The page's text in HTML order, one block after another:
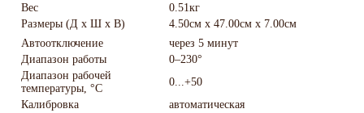
Вес
0.51кг
Размеры (Д х Ш х В)
4.50см x 47.00см x 7.00см
Автоотключение
через 5 минут
Диапазон работы
0–230°
Диапазон рабочей
температуры, °С
0...+50
Калибровка
автоматическая